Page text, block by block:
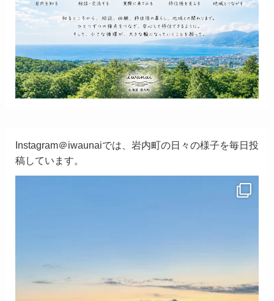
Instagram＠iwaunaiでは、岩内町の日々の様子を毎日投
稿しています。